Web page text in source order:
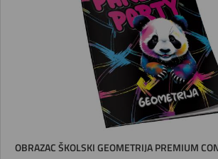
OBRAZAC ŠKOLSKI GEOMETRIJA PREMIUM